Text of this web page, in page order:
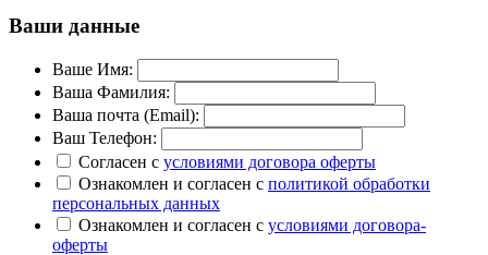
Ваши данные
Ваше Имя:
Ваша Фамилия:
Ваша почта (Email):
Ваш Телефон:
Согласен с условиями договора оферты
Ознакомлен и согласен с политикой обработки
персональных данных
Ознакомлен и согласен с условиями договора-
оферты